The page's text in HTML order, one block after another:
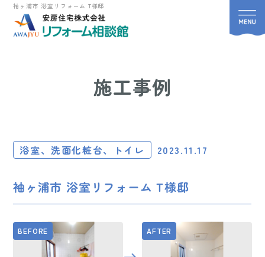
袖ヶ浦市 浴室リフォーム T様邸
施工事例
浴室、洗面化粧台、トイレ 2023.11.17
袖ヶ浦市 浴室リフォーム T様邸